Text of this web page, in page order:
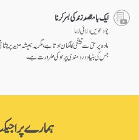
ایک با مقصد زندگی بسر کرنا
چودھویں دلائی لاما
مادہ پرستی سے تشفّی کا گمان ہوتا ہے، مگر یہ ہمیشہ مزید
جس کی بنیاد درد مندی پر ہو کی ضرورت ہے۔
ہمارے